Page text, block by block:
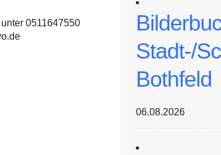
0511647550
Stadt-/
Bothfeld
06.08.2026